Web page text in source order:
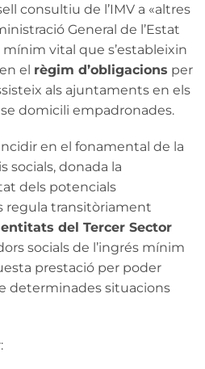
consultiu de l’IMV a «altres
General de l’Estat
vital que s’estableixin
el règim d’obligacions per
als ajuntaments en els
domicili empadronades.
en el fonamental de la
socials, donada la
dels potencials
regula transitòriament
del Tercer Sector
socials de l’ingrés mínim
prestació per poder
determinades situacions